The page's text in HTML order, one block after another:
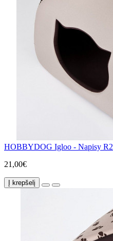
HOBBYDOG Igloo - Napisy R2
21,00€
Į krepšelį